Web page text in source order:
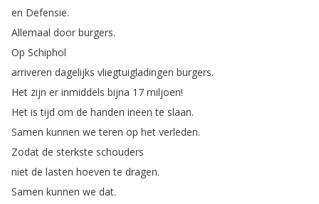
en Defensie.
Allemaal door burgers.
Op Schiphol
arriveren dagelijks vliegtuigladingen burgers.
Het zijn er inmiddels bijna 17 miljoen!
Het is tijd om de handen ineen te slaan.
Samen kunnen we teren op het verleden.
Zodat de sterkste schouders
niet de lasten hoeven te dragen.
Samen kunnen we dat.